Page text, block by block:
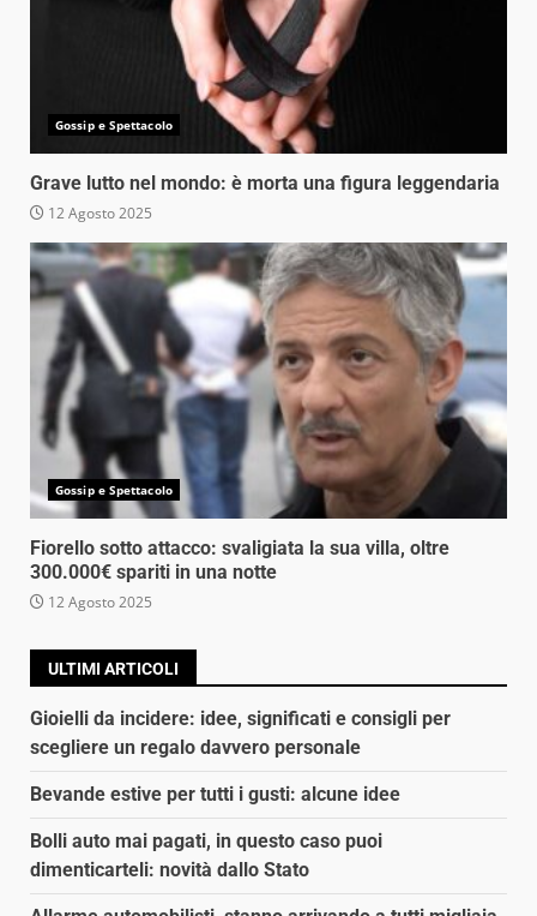
Gossip e Spettacolo
Grave lutto nel mondo: è morta una figura leggendaria
12 Agosto 2025
Gossip e Spettacolo
Fiorello sotto attacco: svaligiata la sua villa, oltre
300.000€ spariti in una notte
12 Agosto 2025
ULTIMI ARTICOLI
Gioielli da incidere: idee, significati e consigli per
scegliere un regalo davvero personale
Bevande estive per tutti i gusti: alcune idee
Bolli auto mai pagati, in questo caso puoi
dimenticarteli: novità dallo Stato